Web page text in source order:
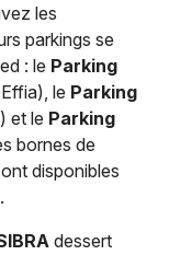
les
parkings se
: le Parking
le Parking
et le Parking
bornes de
disponibles
dessert